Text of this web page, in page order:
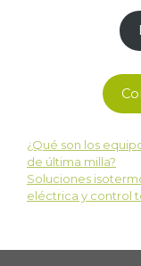
¿Qué son los
de última milla?
Soluciones
eléctrica y control